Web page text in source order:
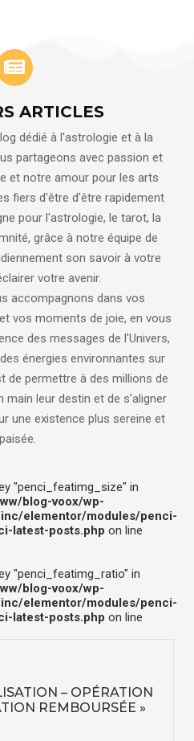
ARTICLES
dédié à l'astrologie et à la
partageons avec passion et
et notre amour pour les arts
fiers d'être d'être rapidement
pour l'astrologie, le tarot, la
grâce à notre équipe de
son savoir à votre
votre avenir.
accompagnons dans vos
vos moments de joie, en vous
des messages de l'Univers,
énergies environnantes sur
de permettre à des millions de
main leur destin et de s'aligner
une existence plus sereine et
"penci_featimg_size" in
blog-voox/wp-
elementor/modules/penci-
latest-posts.php on line
"penci_featimg_ratio" in
blog-voox/wp-
elementor/modules/penci-
latest-posts.php on line
– OPÉRATION
REMBOURSÉE »